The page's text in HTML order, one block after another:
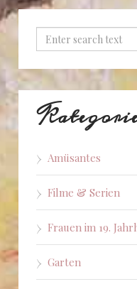
Amüsantes
Filme & Serien
Frauen im 19.
Garten